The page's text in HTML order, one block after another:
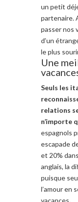
un petit
partenaire.
passer nos
d’un
le plus
Une
Seuls les i
relations
n’importe
espagnols
escapade
et 20%
anglais, la
puisque
l’amour en
vacances.